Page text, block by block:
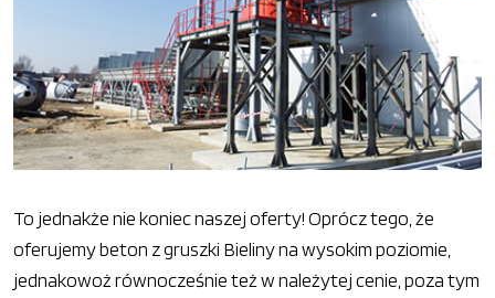
To jednakże nie koniec naszej oferty! Oprócz tego, że
oferujemy beton z gruszki Bieliny na wysokim poziomie,
jednakowoż równocześnie też w należytej cenie, poza tym